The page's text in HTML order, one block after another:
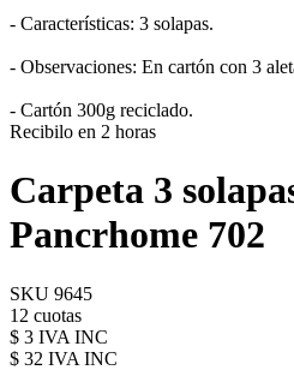
- Características: 3 solapas.
- Observaciones: En cartón con 3
- Cartón 300g reciclado.
Recibilo en 2 horas
Carpeta 3
Pancrhome 702
SKU 9645
12 cuotas
$ 3 IVA INC
$ 32 IVA INC